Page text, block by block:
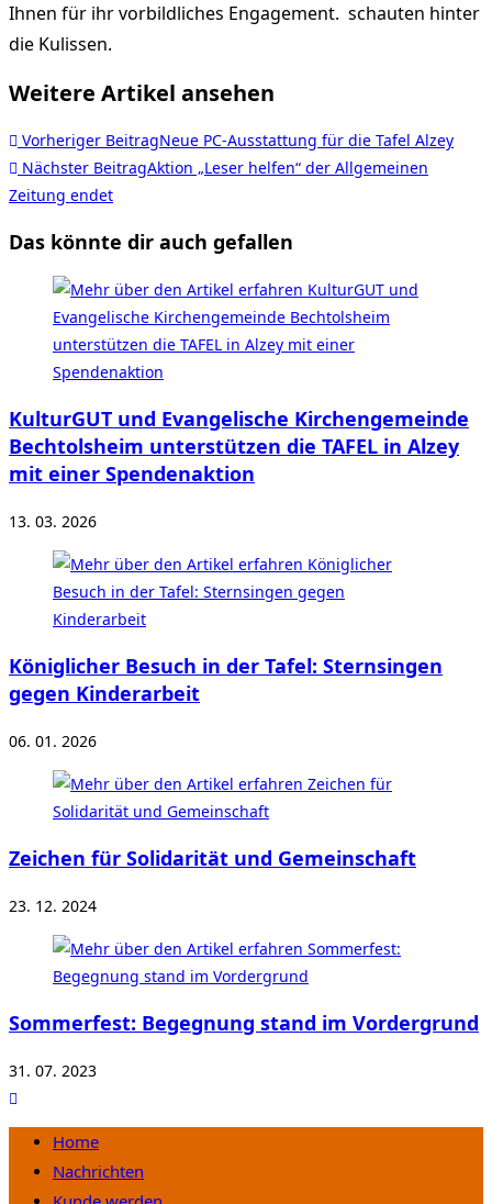
Ihnen für ihr vorbildliches Engagement. schauten hinter
die Kulissen.
Weitere Artikel ansehen
Vorheriger BeitragNeue PC-Ausstattung für die Tafel Alzey
Nächster BeitragAktion „Leser helfen“ der Allgemeinen
Zeitung endet
Das könnte dir auch gefallen
KulturGUT und Evangelische Kirchengemeinde
Bechtolsheim unterstützen die TAFEL in Alzey
mit einer Spendenaktion
13. 03. 2026
Königlicher Besuch in der Tafel: Sternsingen
gegen Kinderarbeit
06. 01. 2026
Zeichen für Solidarität und Gemeinschaft
23. 12. 2024
Sommerfest: Begegnung stand im Vordergrund
31. 07. 2023
Home
Nachrichten